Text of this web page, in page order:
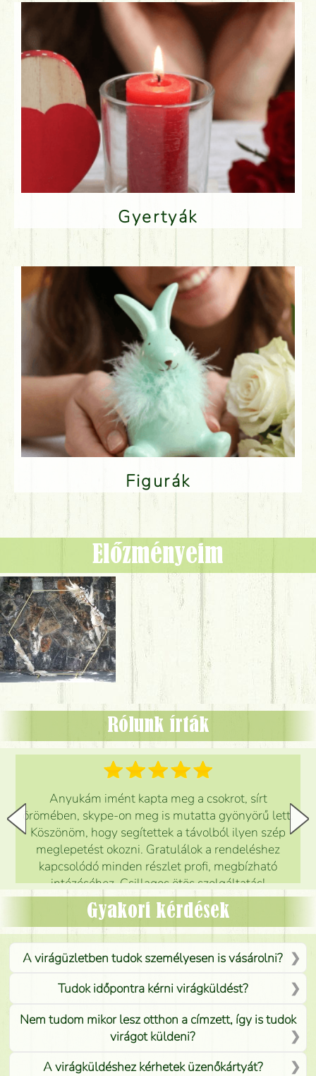
Gyertyák
Figurák
Előzményeim
Rólunk írták
Anyukám imént kapta meg a csokrot, sírt
örömében, skype-on meg is mutatta gyönyörű lett.
Köszönöm, hogy segítettek a távolból ilyen szép
meglepetést okozni. Gratulálok a rendeléshez
kapcsolódó minden részlet profi, megbízható
intézéséhez. Csillagos ötös szolgáltatás!
Mónika
Gyakori kérdések
A virágüzletben tudok személyesen is vásárolni?
Tudok időpontra kérni virágküldést?
Nem tudom mikor lesz otthon a címzett, így is tudok
virágot küldeni?
A virágküldéshez kérhetek üzenőkártyát?